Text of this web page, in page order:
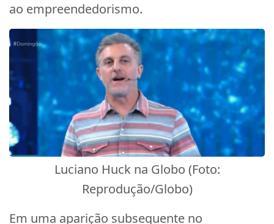
ao empreendedorismo.
Luciano Huck na Globo (Foto:
Reprodução/Globo)
Em uma aparição subsequente no